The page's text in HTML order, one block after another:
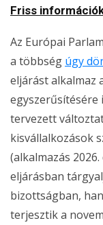
Friss
Az Európai
a többség úgy
eljárást alkalmaz
egyszerűsítésére
tervezett
kisvállalkozások
(alkalmazás
eljárásban
bizottságban,
terjesztik a